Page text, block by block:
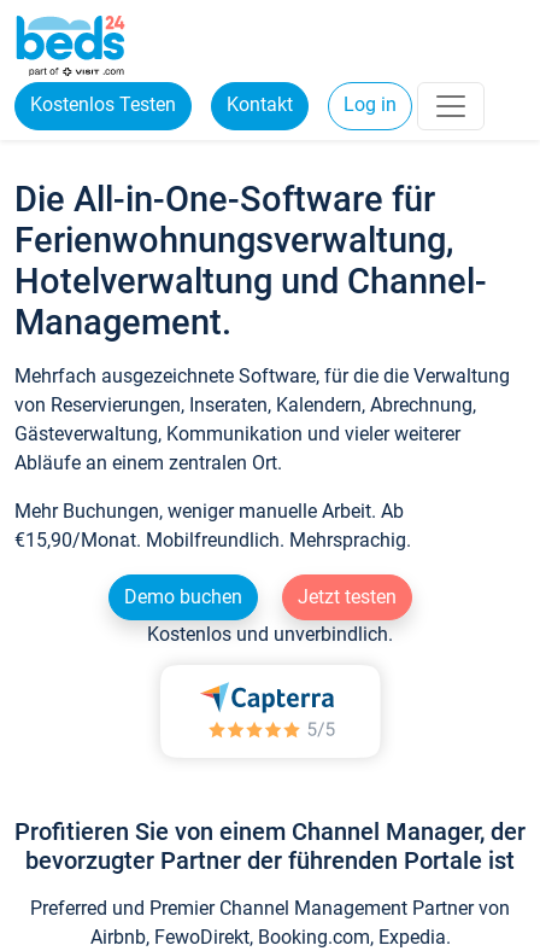
Kostenlos Testen Kontakt Log in
Die All-in-One-Software für
Ferienwohnungsverwaltung,
Hotelverwaltung und Channel-
Management.
Mehrfach ausgezeichnete Software, für die die Verwaltung
von Reservierungen, Inseraten, Kalendern, Abrechnung,
Gästeverwaltung, Kommunikation und vieler weiterer
Abläufe an einem zentralen Ort.
Mehr Buchungen, weniger manuelle Arbeit. Ab
€15,90/Monat. Mobilfreundlich. Mehrsprachig.
Demo buchen
Jetzt testen
Kostenlos und unverbindlich.
Profitieren Sie von einem Channel Manager, der
bevorzugter Partner der führenden Portale ist
Preferred und Premier Channel Management Partner von
Airbnb, FewoDirekt, Booking.com, Expedia.